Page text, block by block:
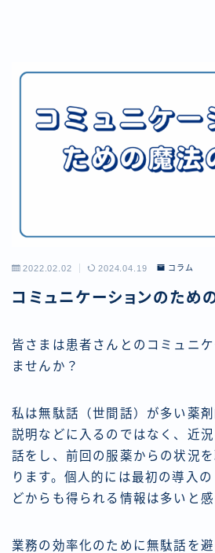
2022.02.02 2024.04.19 コラム
コミュニケーションのため
皆さまは患者さんとのコミュニ
ませんか？
私は無駄話（世間話）が多い薬
説明などに入るのではなく、近
話をし、前回の服薬からの状況
ります。個人的には最初の導入
どからも得られる情報は多いと感
業務の効率化のために無駄話を